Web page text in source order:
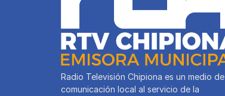
Radio Televisión Chipiona es un medio de
comunicación local al servicio de la